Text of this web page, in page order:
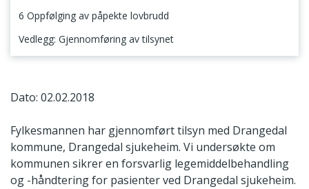
6 Oppfølging av påpekte lovbrudd
Vedlegg: Gjennomføring av tilsynet
Dato: 02.02.2018
Fylkesmannen har gjennomført tilsyn med Drangedal
kommune, Drangedal sjukeheim. Vi undersøkte om
kommunen sikrer en forsvarlig legemiddelbehandling
og -håndtering for pasienter ved Drangedal sjukeheim.